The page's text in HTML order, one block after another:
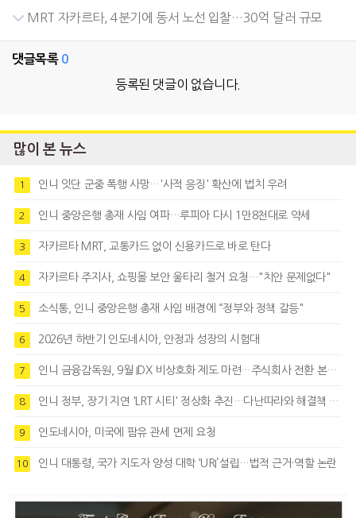
MRT 자카르타, 4분기에 동서 노선 입찰…30억 달러 규모
댓글목록 0
등록된 댓글이 없습니다.
많이 본 뉴스
1 인니 잇단 군중 폭행 사망…'사적 응징' 확산에 법치 우려
2 인니 중앙은행 총재 사임 여파…루피아 다시 1만8천대로 약세
3 자카르타 MRT, 교통카드 없이 신용카드로 바로 탄다
4 자카르타 주지사, 쇼핑몰 보안 울타리 철거 요청…"치안 문제없다"
5 소식통, 인니 중앙은행 총재 사임 배경에 “정부와 정책 갈등"
6 2026년 하반기 인도네시아, 안정과 성장의 시험대
7 인니 금융감독원, 9월 IDX 비상호화 제도 마련…주식회사 전환 본격화
8 인니 정부, 장기 지연 'LRT 시티' 정상화 추진…다난따라와 해결책 모색
9 인도네시아, 미국에 팜유 관세 면제 요청
10 인니 대통령, 국가 지도자 양성 대학 ‘URI’설립…법적 근거·역할 논란